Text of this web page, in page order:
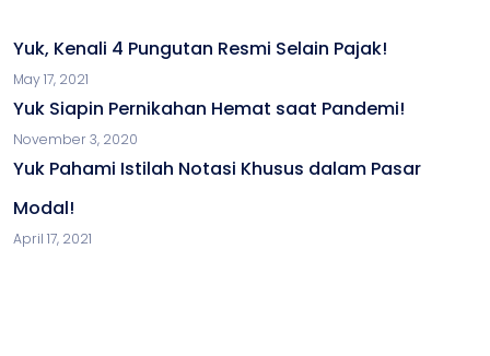
Yuk, Kenali 4 Pungutan Resmi Selain Pajak!
May 17, 2021
Yuk Siapin Pernikahan Hemat saat Pandemi!
November 3, 2020
Yuk Pahami Istilah Notasi Khusus dalam Pasar
Modal!
April 17, 2021